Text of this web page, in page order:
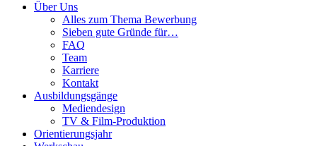
Über Uns
Alles zum Thema Bewerbung
Sieben gute Gründe für…
FAQ
Team
Karriere
Kontakt
Ausbildungsgänge
Mediendesign
TV & Film-Produktion
Orientierungsjahr